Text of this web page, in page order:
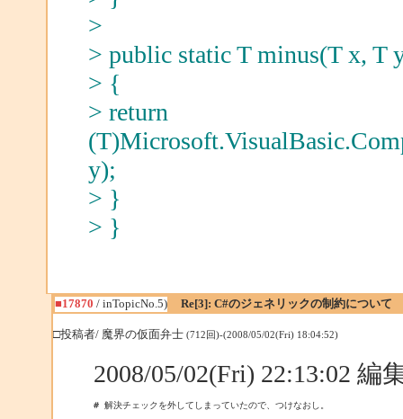
>
> public static T minus(T x, T
> {
> return
y);
> }
> }
■17870 / inTopicNo.5) Re[3]: C#のジェネリックの制約について
□投稿者/ 魔界の仮面弁士 (712回)-(2008/05/02(Fri) 18:04:52)
2008/05/02(Fri) 22:13:02 編
# 解決チェックを外してしまっていたので、つけなおし。